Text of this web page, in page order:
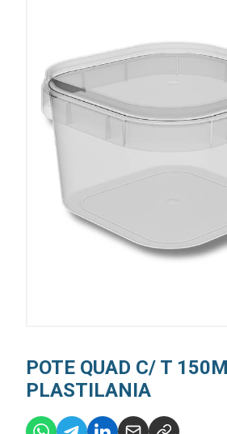
POTE QUAD C/ T
PLASTILANIA